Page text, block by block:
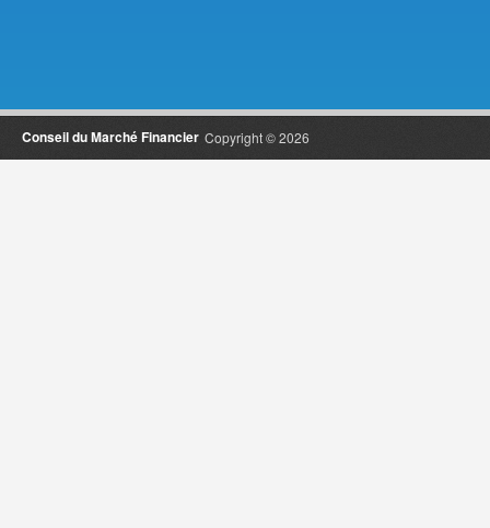
Copyright © 2026
Conseil du Marché Financier